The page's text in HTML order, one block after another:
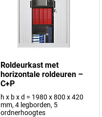
Roldeurkast met
horizontale roldeuren –
C+P
h x b x d = 1980 x 800 x 420
mm, 4 legborden, 5
ordnerhoogtes